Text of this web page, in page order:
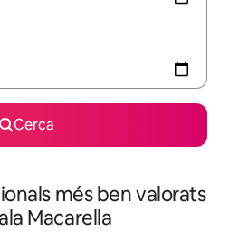
Cerca
més ben valorats
Macarella